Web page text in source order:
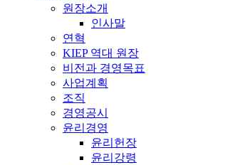
원장소개
인사말
연혁
KIEP 역대 원장
비전과 경영목표
사업계획
조직
경영공시
윤리경영
윤리헌장
윤리강령